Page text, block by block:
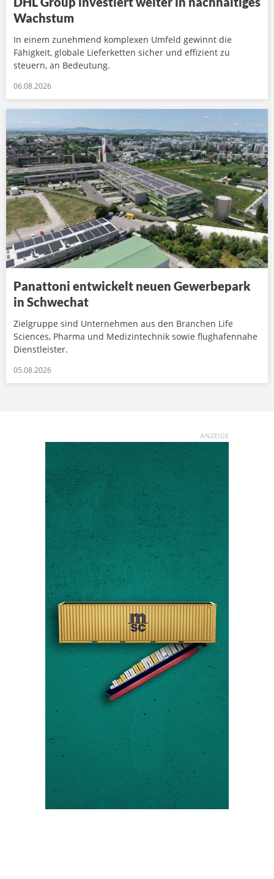
Wachstum
In einem zunehmend komplexen Umfeld gewinnt die
Fähigkeit, globale Lieferketten sicher und effizient zu
steuern, an Bedeutung.
06.08.2026
Panattoni entwickelt neuen Gewerbepark
in Schwechat
Zielgruppe sind Unternehmen aus den Branchen Life
Sciences, Pharma und Medizintechnik sowie flughafennahe
Dienstleister.
05.08.2026
ANZEIGE